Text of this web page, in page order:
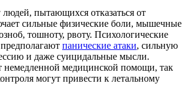
пытающихся отказаться от
сильные физические боли, мышечные
тошноту, рвоту. Психологические
панические атаки, сильную
и даже суицидальные мысли.
немедленной медицинской помощи, так
могут привести к летальному